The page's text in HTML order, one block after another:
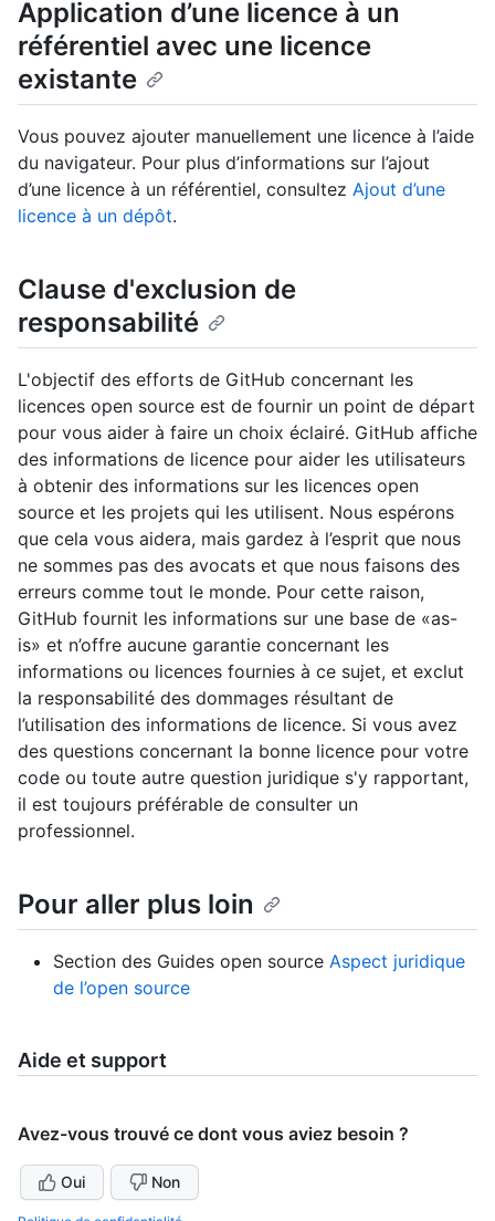
Application d’une licence à un
référentiel avec une licence
existante
Vous pouvez ajouter manuellement une licence à l’aide
du navigateur. Pour plus d’informations sur l’ajout
d’une licence à un référentiel, consultez Ajout d’une
licence à un dépôt.
Clause d'exclusion de
responsabilité
L'objectif des efforts de GitHub concernant les
licences open source est de fournir un point de départ
pour vous aider à faire un choix éclairé. GitHub affiche
des informations de licence pour aider les utilisateurs
à obtenir des informations sur les licences open
source et les projets qui les utilisent. Nous espérons
que cela vous aidera, mais gardez à l’esprit que nous
ne sommes pas des avocats et que nous faisons des
erreurs comme tout le monde. Pour cette raison,
GitHub fournit les informations sur une base de «as-
is» et n’offre aucune garantie concernant les
informations ou licences fournies à ce sujet, et exclut
la responsabilité des dommages résultant de
l’utilisation des informations de licence. Si vous avez
des questions concernant la bonne licence pour votre
code ou toute autre question juridique s'y rapportant,
il est toujours préférable de consulter un
professionnel.
Pour aller plus loin
Section des Guides open source Aspect juridique
de l’open source
Aide et support
Avez-vous trouvé ce dont vous aviez besoin ?
Oui Non